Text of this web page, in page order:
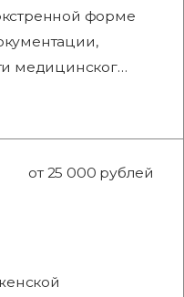
форме
медицинског…
от 25 000 рублей